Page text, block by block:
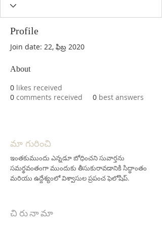
Profile
Join date: 22, ఫిబ్ర 2020
About
0 likes received
0 comments received 0 best answers
మా గురించి
ఇంతకుముందు ఎన్నడూ బోధించని సువార్తను
సమర్థవంతంగా ముందుకు తీసుకురావడానికి సిద్ధాంతం
మరియు ఉద్దేశ్యంలో విశ్వాసుల ప్రపంచ ఫెలోషిప్.
చిరునామా